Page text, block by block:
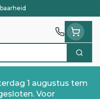
Zoek
1 augustus tem
Voor